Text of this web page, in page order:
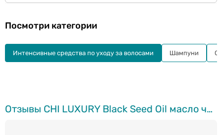
Отзывы CHI LUXURY Black Seed Oil масло чёрного тмина для волос, 89мл
Посмотри категории
Интенсивные средства по уходу за волосами Шампуни